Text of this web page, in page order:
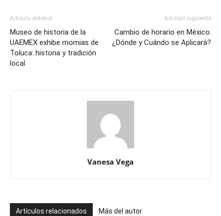
Artículo anterior
Museo de historia de la
UAEMEX exhibe momias de
Toluca: historia y tradición
local
Artículo siguiente
Cambio de horario en México:
¿Dónde y Cuándo se Aplicará?
Vanesa Vega
Artículos relacionados Más del autor